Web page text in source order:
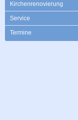
Kirchenrenovierung
Service
Termine